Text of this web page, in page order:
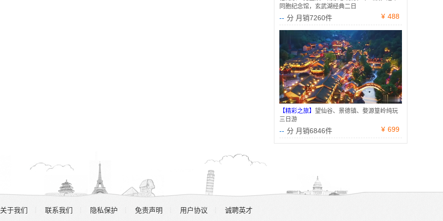
同胞纪念馆，玄武湖经典二日
-- 分 月销7260件 ¥ 488
【精彩之旅】 望仙谷、景德镇、婺源篁岭纯玩
三日游
-- 分 月销6846件 ¥ 699
关于我们 联系我们 隐私保护 免责声明 用户协议 诚聘英才